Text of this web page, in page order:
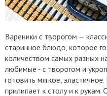
Вареники с творогом —
старинное блюдо, которое
количеством самых разных
любимые - с творогом и
готовить мягкое,
прилипает к столу и к